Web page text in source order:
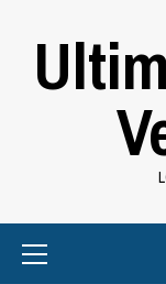
Menu